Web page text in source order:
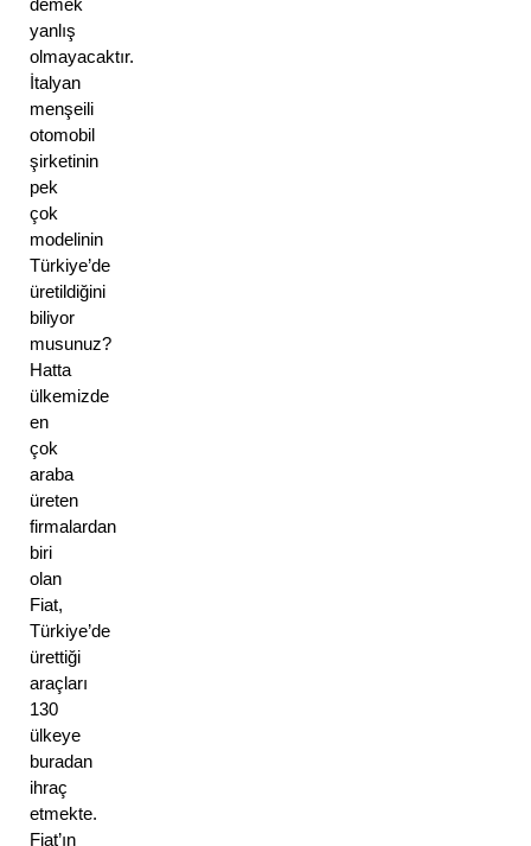
demek
yanlış
olmayacaktır.
İtalyan
menşeili
otomobil
şirketinin
pek
çok
modelinin
Türkiye’de
üretildiğini
biliyor
musunuz?
Hatta
ülkemizde
en
çok
araba
üreten
firmalardan
biri
olan
Fiat,
Türkiye’de
ürettiği
araçları
130
ülkeye
buradan
ihraç
etmekte.
Fiat’ın